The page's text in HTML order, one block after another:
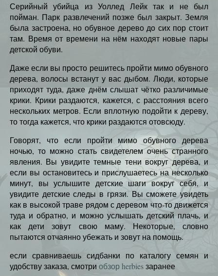
Серийный убийца из Уоллед Лейк так и не был
пойман. Парк развлечений позже был закрыт. Земля
была застроена, но обувное дерево до сих пор стоит
там. Время от времени на нём находят новые пары
детской обуви.
Даже если вы просто решитесь пройти мимо обувного
дерева, волосы встанут у вас дыбом. Люди, которые
приходят туда, даже днём слышат чётко различимые
крики. Крики раздаются, кажется, с расстояния всего
нескольких метров. Если вплотную подойти к дереву,
то тогда кажется, что крики раздаются отовсюду.
Говорят, что если пройти мимо обувного дерева
ночью, то можно стать свидетелем очень странного
явления. Вы увидите темные тени вокруг дерева, и
если вы остановитесь и прислушаетесь на несколько
минут, вы услышите детские шаги вокруг себя, и
увидите детские следы в грязи. Вы сможете увидеть
как в высокой траве рядом с деревом что-то движется
туда и обратно, и можно услышать детский плачь, и
как дети зовут свою маму. Некоторые, словно
пытаются отчаянно убежать и зовут на помощь.
если сравниваешь сидбанки по каталогу семян и
удобству заказа, смотри обзор herbiesзаранее